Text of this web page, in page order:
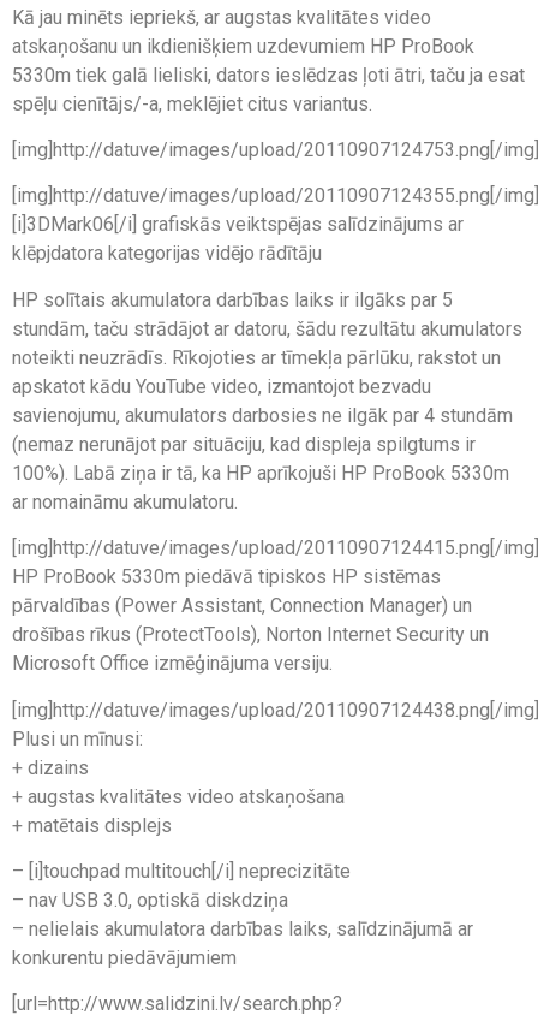
Kā jau minēts iepriekš, ar augstas kvalitātes video
atskaņošanu un ikdienišķiem uzdevumiem HP ProBook
5330m tiek galā lieliski, dators ieslēdzas ļoti ātri, taču ja esat
spēļu cienītājs/-a, meklējiet citus variantus.
[img]http://datuve/images/upload/20110907124753.png[/img]
[img]http://datuve/images/upload/20110907124355.png[/img]
[i]3DMark06[/i] grafiskās veiktspējas salīdzinājums ar
klēpjdatora kategorijas vidējo rādītāju
HP solītais akumulatora darbības laiks ir ilgāks par 5
stundām, taču strādājot ar datoru, šādu rezultātu akumulators
noteikti neuzrādīs. Rīkojoties ar tīmekļa pārlūku, rakstot un
apskatot kādu YouTube video, izmantojot bezvadu
savienojumu, akumulators darbosies ne ilgāk par 4 stundām
(nemaz nerunājot par situāciju, kad displeja spilgtums ir
100%). Labā ziņa ir tā, ka HP aprīkojuši HP ProBook 5330m
ar nomaināmu akumulatoru.
[img]http://datuve/images/upload/20110907124415.png[/img]
HP ProBook 5330m piedāvā tipiskos HP sistēmas
pārvaldības (Power Assistant, Connection Manager) un
drošības rīkus (ProtectTools), Norton Internet Security un
Microsoft Office izmēģinājuma versiju.
[img]http://datuve/images/upload/20110907124438.png[/img]
Plusi un mīnusi:
+ dizains
+ augstas kvalitātes video atskaņošana
+ matētais displejs
– [i]touchpad multitouch[/i] neprecizitāte
– nav USB 3.0, optiskā diskdziņa
– nelielais akumulatora darbības laiks, salīdzinājumā ar
konkurentu piedāvājumiem
[url=http://www.salidzini.lv/search.php?